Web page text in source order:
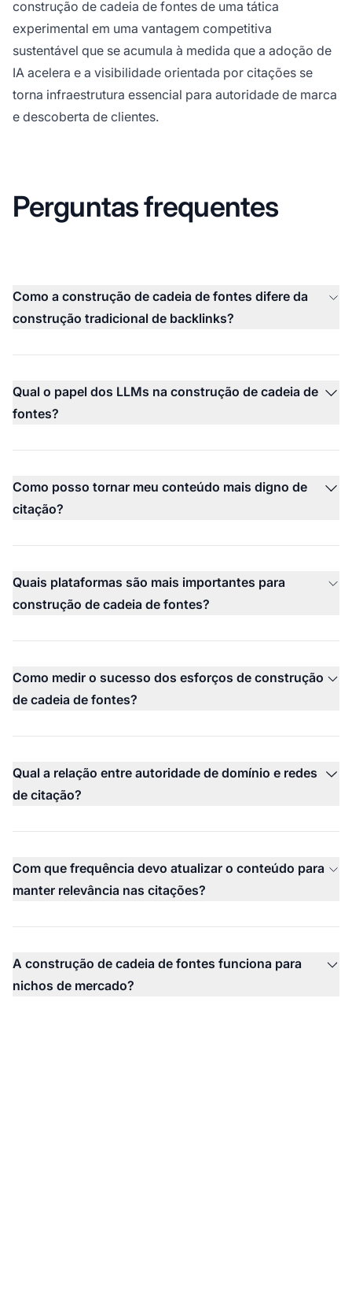
construção de cadeia de fontes de uma tática
experimental em uma vantagem competitiva
sustentável que se acumula à medida que a adoção de
IA acelera e a visibilidade orientada por citações se
torna infraestrutura essencial para autoridade de marca
e descoberta de clientes.
Perguntas frequentes
Como a construção de cadeia de fontes difere da
construção tradicional de backlinks?
Qual o papel dos LLMs na construção de cadeia de
fontes?
Como posso tornar meu conteúdo mais digno de
citação?
Quais plataformas são mais importantes para
construção de cadeia de fontes?
Como medir o sucesso dos esforços de construção
de cadeia de fontes?
Qual a relação entre autoridade de domínio e redes
de citação?
Com que frequência devo atualizar o conteúdo para
manter relevância nas citações?
A construção de cadeia de fontes funciona para
nichos de mercado?